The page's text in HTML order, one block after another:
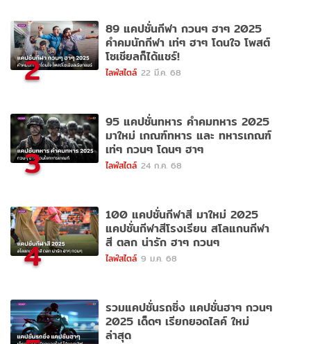
2
89 แคปชั่นกีฬา กวนๆ ฮาๆ 2025
คำคมนักกีฬา เท่ๆ ฮาๆ โดนใจ โพสต์
โซเชียลก็ได้แชร์!
ไลฟ์สไตล์ 22 มี.ค. 68
3
95 แคปชั่นทหาร คำคมทหาร 2025
มาใหม่ เกณฑ์ทหาร และ ทหารเกณฑ์
เท่ๆ กวนๆ โดนๆ ฮาๆ
ไลฟ์สไตล์ 24 ก.ค. 68
4
100 แคปชั่นกีฬาสี มาใหม่ 2025
แคปชั่นกีฬาสีโรงเรียน สโลแกนกีฬา
สี ตลก น่ารัก ฮาๆ กวนๆ
ไลฟ์สไตล์ 9 ม.ค. 68
รวมแคปชั่นรถซิ่ง แคปชั่นฮาๆ กวนๆ
2025 เด็ดๆ เรียกยอดไลค์ ใหม่
ล่าสุด